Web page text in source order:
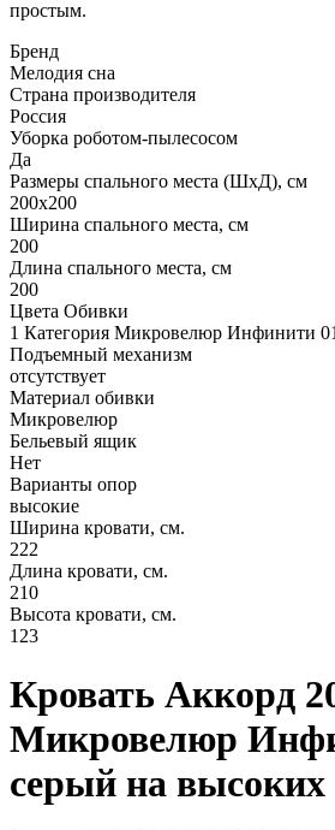
простым.
Бренд
Мелодия сна
Страна производителя
Россия
Уборка роботом-пылесосом
Да
Размеры спального места (ШхД), см
200х200
Ширина спального места, см
200
Длина спального места, см
200
Цвета Обивки
1 Категория Микровелюр Инфинити
Подъемный механизм
отсутствует
Материал обивки
Микровелюр
Бельевый ящик
Нет
Варианты опор
высокие
Ширина кровати, см.
222
Длина кровати, см.
210
Высота кровати, см.
123
Кровать Аккорд
Микровелюр
серый на высоких